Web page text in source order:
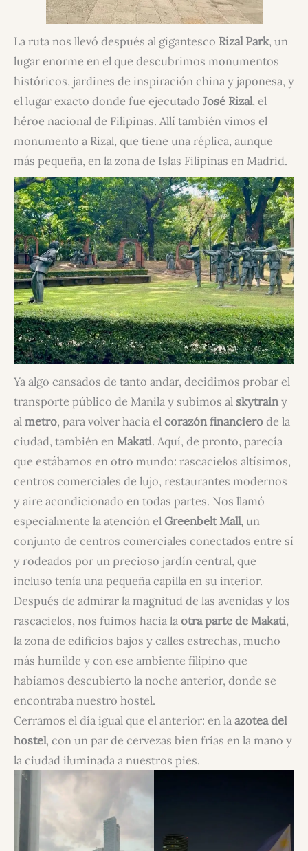
La ruta nos llevó después al gigantesco Rizal Park, un
lugar enorme en el que descubrimos monumentos
históricos, jardines de inspiración china y japonesa, y
el lugar exacto donde fue ejecutado José Rizal, el
héroe nacional de Filipinas. Allí también vimos el
monumento a Rizal, que tiene una réplica, aunque
más pequeña, en la zona de Islas Filipinas en Madrid.
Ya algo cansados de tanto andar, decidimos probar el
transporte público de Manila y subimos al skytrainy
al metro, para volver hacia el corazón financierode la
ciudad, también en Makati. Aquí, de pronto, parecía
que estábamos en otro mundo: rascacielos altísimos,
centros comerciales de lujo, restaurantes modernos
y aire acondicionado en todas partes. Nos llamó
especialmente la atención el Greenbelt Mall, un
conjunto de centros comerciales conectados entre sí
y rodeados por un precioso jardín central, que
incluso tenía una pequeña capilla en su interior.
Después de admirar la magnitud de las avenidas y los
rascacielos, nos fuimos hacia la otra parte de Makati,
la zona de edificios bajos y calles estrechas, mucho
más humilde y con ese ambiente filipino que
habíamos descubierto la noche anterior, donde se
encontraba nuestro hostel.
Cerramos el día igual que el anterior: en la azotea del
hostel, con un par de cervezas bien frías en la mano y
la ciudad iluminada a nuestros pies.